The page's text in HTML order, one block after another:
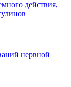
действия,
нервной